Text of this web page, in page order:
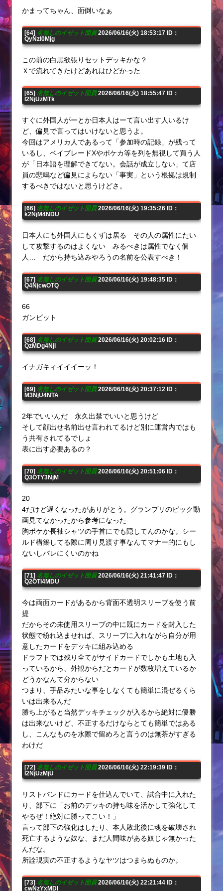
かまってちゃん、面倒いなぁ
[64] 名無しのイゼット団員2026/06/16(火) 18:53:17 ID：
QyNzI0Mjg
この前の白黒欲張りセットデッキかな？
Ｘで流れてきたけどあれはひどかった
[65] 名無しのイゼット団員2026/06/16(火) 18:55:47 ID：
I2NjUzMTk
すぐに外国人がーとか日本人はーて言い出す人いるけ
ど、偏見で言ってはいけないと思うよ。
今回はアメリカ人であるって「参加時の記録」が残って
いるし、ベイブレードXやポケカ等を列を無視して買う人
が「日本語を理解できてない。会話が成立しない」て店
員の悲鳴など偏見によらない「事実」という根拠は規制
するべきではないと思うけどさ。
[66] 名無しのイゼット団員2026/06/16(火) 19:35:26 ID：
k2NjM4NDU
日本人にも外国人にもくずは居る その人の属性にたい
して攻撃するのはよくない みるべきは属性でなく個
人… だから持ち込みやろうの名前を公表すべき！
[67] 名無しのイゼット団員2026/06/16(火) 19:48:35 ID：
Q4NjcwOTQ
66
ガンビット
[68] 名無しのイゼット団員2026/06/16(火) 20:02:16 ID：
QzMDg4NjI
イナガキィイイイーッ！
[69] 名無しのイゼット団員2026/06/16(火) 20:37:12 ID：
M3NjU4NTA
2年でいいんだ 永久出禁でいいと思うけど
そして顔出せ名前出せ言われてるけど別に運営内ではも
う共有されてるでしょ
表に出す必要あるの？
[70] 名無しのイゼット団員2026/06/16(火) 20:51:06 ID：
Q3OTY3NjM
20
4だけど遅くなったがありがとう。グランプリのピック動
画見てなかったから参考になった
胸ポケか長袖シャツの手首にでも隠してんのかな。シー
ルド構築してる際に周り見渡す事なんてマナー的にもし
ないしバレにくいのかね
[71] 名無しのイゼット団員2026/06/16(火) 21:41:47 ID：
Q2OTI4MDU
今は両面カードがあるから背面不透明スリーブを使う前
提
だからその未使用スリーブの中に既にカードを封入した
状態で紛れ込ませれば、スリーブに入れながら自分が用
意したカードをデッキに組み込める
ドラフトでは残り全てがサイドカードでしかも土地も入
っているから、外観からだとカードが数枚増えているか
どうかなんて分からない
つまり、手品みたいな事をしなくても簡単に混ぜるくら
いは出来るんだ
勝ち上がると当然デッキチェックが入るから絶対に優勝
は出来ないけど、不正するだけならとても簡単ではある
し、こんなものを水際で留めろと言うのは無茶がすぎる
わけだ
[72] 名無しのイゼット団員2026/06/16(火) 22:19:39 ID：
I2NjUzMjU
リストバンドにカードを仕込んでいて、試合中に入れた
り、部下に「お前のデッキの持ち味を活かして強化して
やるぜ！絶対に勝ってこい！」
言って部下の強化はしたり、本人敗北後に魂を破壊され
死亡するような奴な、まだ人間味がある奴じゃ無かった
んだな。
所詮現実の不正するようなヤツはつまらぬものか。
[73] 名無しのイゼット団員2026/06/16(火) 22:21:44 ID：
cwNzYxMDI